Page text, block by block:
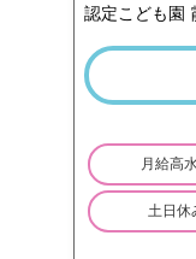
認定こども園
月給高
土日休